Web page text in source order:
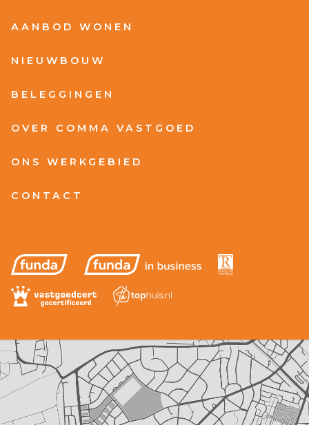
AANBOD WONEN
NIEUWBOUW
BELEGGINGEN
OVER COMMA VASTGOED
ONS WERKGEBIED
CONTACT